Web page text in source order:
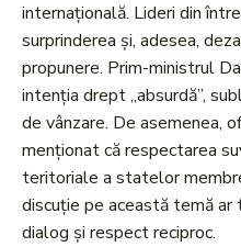
internațională. Lideri din
surprinderea și, adesea,
propunere. Prim-ministrul
intenția drept „absurdă”,
de vânzare. De asemenea,
menționat că respectarea
teritoriale a statelor
discuție pe această temă ar
dialog și respect reciproc.